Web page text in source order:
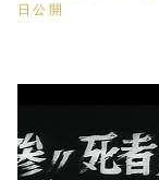
日公開